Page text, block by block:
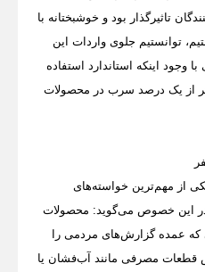
تاثیرگذار بود و خوشبختانه با
توانستیم جلوی واردات این
وجود اینکه استاندارد استفاده
است، کمتر از یک درصد سرب در محصولات
از مهم‌ترین خواسته‌های
در این خصوص می‌گوید: محصولات
که عمده گزارش‌های مردمی ‌را
قطعات مصرفی مانند آب‌فشان یا